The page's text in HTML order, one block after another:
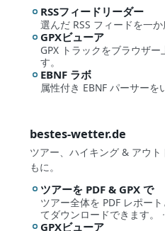
RSSフィードリーダー
選んだ RSS フィードを一
GPXビューア
GPX トラックをブラウザ
す。
EBNF ラボ
属性付き EBNF パーサーを
bestes-wetter.de
ツアー、ハイキング & アウ
もに。
ツアーを PDF & GPX で
ツアー全体を PDF レポー
てダウンロードできます。
GPXビューア